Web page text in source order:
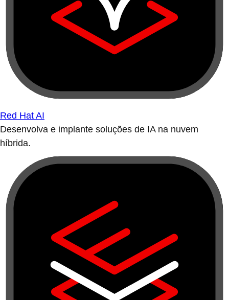
Red Hat AI
Desenvolva e implante soluções de IA na nuvem
híbrida.